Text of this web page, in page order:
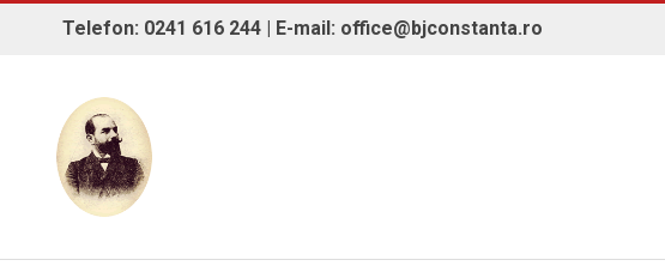
Telefon: 0241 616 244 | E-mail: office@bjconstanta.ro